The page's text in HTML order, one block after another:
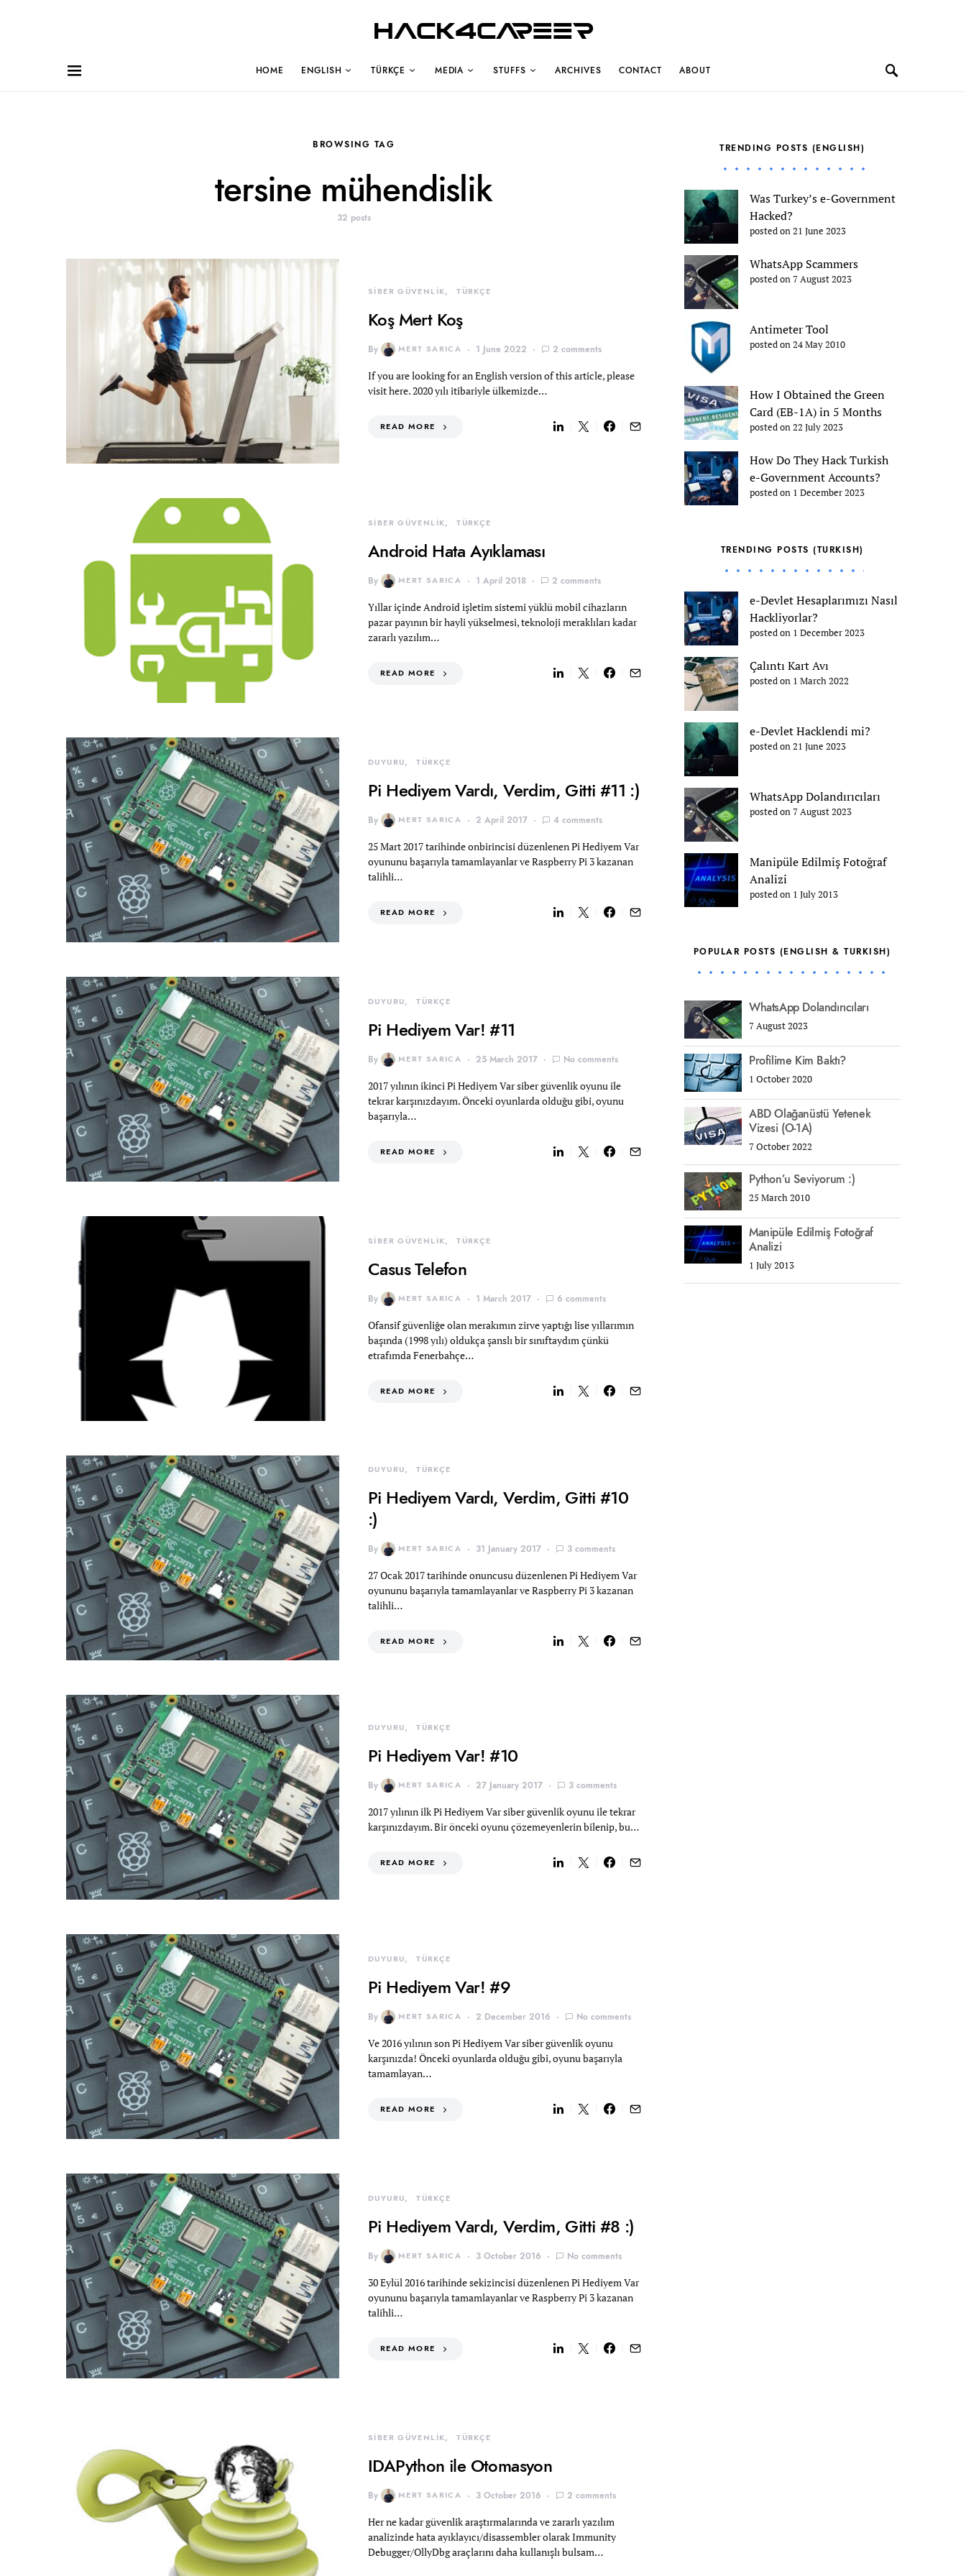
Hack4Career
HOME ENGLISH TÜRKÇE MEDIA STUFFS ARCHIVES CONTACT ABOUT
BROWSING TAG
tersine mühendislik
32 posts
SİBER GÜVENLİK TÜRKÇE
Koş Mert Koş
By MERT SARICA 1 June 2022 2 comments
If you are looking for an English version of this article, please
visit here. 2020 yılı itibariyle ülkemizde…
READ MORE
SİBER GÜVENLİK TÜRKÇE
Android Hata Ayıklaması
By MERT SARICA 1 April 2018 2 comments
Yıllar içinde Android işletim sistemi yüklü mobil cihazların
pazar payının bir hayli yükselmesi, teknoloji meraklıları kadar
zararlı yazılım…
READ MORE
DUYURU TÜRKÇE
Pi Hediyem Vardı, Verdim, Gitti #11 :)
By MERT SARICA 2 April 2017 4 comments
25 Mart 2017 tarihinde onbirincisi düzenlenen Pi Hediyem Var
oyununu başarıyla tamamlayanlar ve Raspberry Pi 3 kazanan
talihli…
READ MORE
DUYURU TÜRKÇE
Pi Hediyem Var! #11
By MERT SARICA 25 March 2017 No comments
2017 yılının ikinci Pi Hediyem Var siber güvenlik oyunu ile
tekrar karşınızdayım. Önceki oyunlarda olduğu gibi, oyunu
başarıyla…
READ MORE
SİBER GÜVENLİK TÜRKÇE
Casus Telefon
By MERT SARICA 1 March 2017 6 comments
Ofansif güvenliğe olan merakımın zirve yaptığı lise yıllarımın
başında (1998 yılı) oldukça şanslı bir sınıftaydım çünkü
etrafımda Fenerbahçe…
READ MORE
DUYURU TÜRKÇE
Pi Hediyem Vardı, Verdim, Gitti #10
:)
By MERT SARICA 31 January 2017 3 comments
27 Ocak 2017 tarihinde onuncusu düzenlenen Pi Hediyem Var
oyununu başarıyla tamamlayanlar ve Raspberry Pi 3 kazanan
talihli…
READ MORE
DUYURU TÜRKÇE
Pi Hediyem Var! #10
By MERT SARICA 27 January 2017 3 comments
2017 yılının ilk Pi Hediyem Var siber güvenlik oyunu ile tekrar
karşınızdayım. Bir önceki oyunu çözemeyenlerin bilenip, bu…
READ MORE
DUYURU TÜRKÇE
Pi Hediyem Var! #9
By MERT SARICA 2 December 2016 No comments
Ve 2016 yılının son Pi Hediyem Var siber güvenlik oyunu
karşınızda! Önceki oyunlarda olduğu gibi, oyunu başarıyla
tamamlayan…
READ MORE
DUYURU TÜRKÇE
Pi Hediyem Vardı, Verdim, Gitti #8 :)
By MERT SARICA 3 October 2016 No comments
30 Eylül 2016 tarihinde sekizincisi düzenlenen Pi Hediyem Var
oyununu başarıyla tamamlayanlar ve Raspberry Pi 3 kazanan
talihli…
READ MORE
SİBER GÜVENLİK TÜRKÇE
IDAPython ile Otomasyon
By MERT SARICA 3 October 2016 2 comments
Her ne kadar güvenlik araştırmalarında ve zararlı yazılım
analizinde hata ayıklayıcı/disassembler olarak Immunity
Debugger/OllyDbg araçlarını daha kullanışlı bulsam…
TRENDING POSTS (ENGLISH)
Was Turkey’s e-Government
Hacked?
posted on 21 June 2023
WhatsApp Scammers
posted on 7 August 2023
Antimeter Tool
posted on 24 May 2010
How I Obtained the Green
Card (EB-1A) in 5 Months
posted on 22 July 2023
How Do They Hack Turkish
e-Government Accounts?
posted on 1 December 2023
TRENDING POSTS (TURKISH)
e-Devlet Hesaplarımızı Nasıl
Hackliyorlar?
posted on 1 December 2023
Çalıntı Kart Avı
posted on 1 March 2022
e-Devlet Hacklendi mi?
posted on 21 June 2023
WhatsApp Dolandırıcıları
posted on 7 August 2023
Manipüle Edilmiş Fotoğraf
Analizi
posted on 1 July 2013
POPULAR POSTS (ENGLISH & TURKISH)
WhatsApp Dolandırıcıları
7 August 2023
Profilime Kim Baktı?
1 October 2020
ABD Olağanüstü Yetenek
Vizesi (O-1A)
7 October 2022
Python’u Seviyorum :)
25 March 2010
Manipüle Edilmiş Fotoğraf
Analizi
1 July 2013